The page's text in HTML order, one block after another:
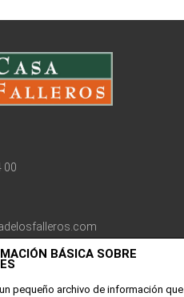
00
6
BÁSICA SOBRE
pequeño archivo de información que